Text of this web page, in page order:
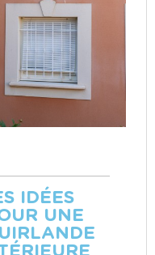
IDÉES
UNE